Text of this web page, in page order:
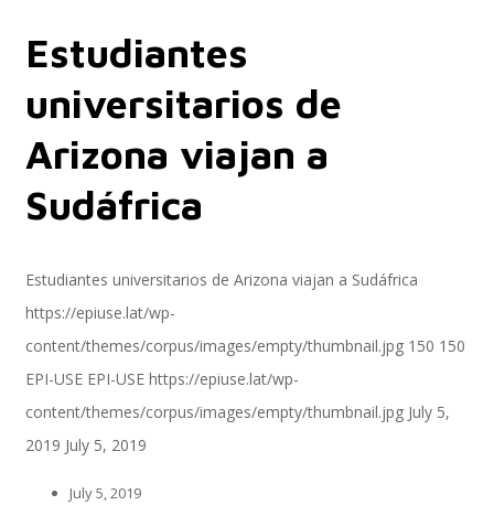
Servicios
Servicios y productos cloud
SAP S/4 HANA
EPI-US4HANA
Estudiantes
universitarios de
Arizona viajan a
Sudáfrica
Estudiantes universitarios de Arizona viajan a Sudáfrica
https://epiuse.lat/wp-
content/themes/corpus/images/empty/thumbnail.jpg 150 150
EPI-USE EPI-USE https://epiuse.lat/wp-
content/themes/corpus/images/empty/thumbnail.jpg July 5,
2019 July 5, 2019
July 5, 2019